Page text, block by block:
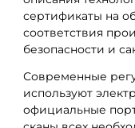
сертификаты на
соответствия
безопасности и
Современные
используют
официальные